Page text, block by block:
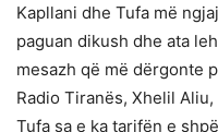
Kapllani dhe Tufa më
paguan dikush dhe ata
mesazh që më dërgonte
Radio Tiranës, Xhelil
Tufa sa e ka tarifën e